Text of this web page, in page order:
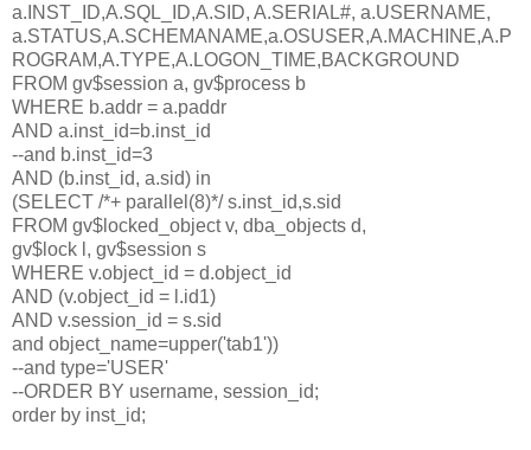
a.INST_ID,A.SQL_ID,A.SID, A.SERIAL#, a.USERNAME,
a.STATUS,A.SCHEMANAME,a.OSUSER,A.MACHINE,A.P
ROGRAM,A.TYPE,A.LOGON_TIME,BACKGROUND
FROM gv$session a, gv$process b
WHERE b.addr = a.paddr
AND a.inst_id=b.inst_id
--and b.inst_id=3
AND (b.inst_id, a.sid) in
(SELECT /*+ parallel(8)*/ s.inst_id,s.sid
FROM gv$locked_object v, dba_objects d,
gv$lock l, gv$session s
WHERE v.object_id = d.object_id
AND (v.object_id = l.id1)
AND v.session_id = s.sid
and object_name=upper('tab1'))
--and type='USER'
--ORDER BY username, session_id;
order by inst_id;